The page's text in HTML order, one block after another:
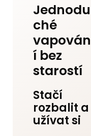
Jednodu
ché
vapován
í bez
starostí
Stačí
rozbalit a
užívat si